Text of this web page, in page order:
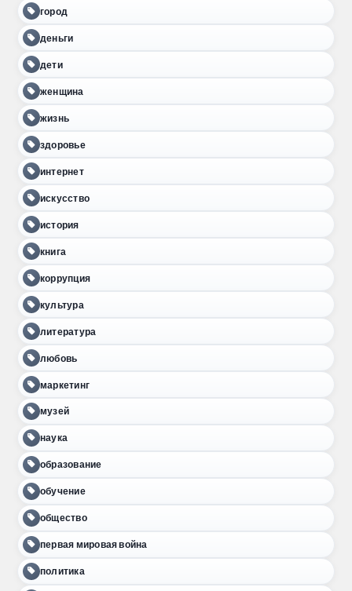
город
деньги
дети
женщина
жизнь
здоровье
интернет
искусство
история
книга
коррупция
культура
литература
любовь
маркетинг
музей
наука
образование
обучение
общество
первая мировая война
политика